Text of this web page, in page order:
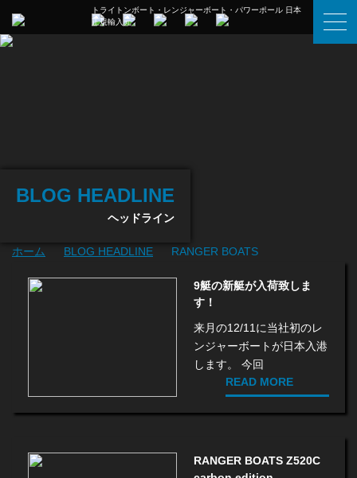
トライトンボート・レンジャーボート・パワーポール 日本
正規輸入元
BLOG HEADLINE
ヘッドライン
ホーム BLOG HEADLINE RANGER BOATS
9艇の新艇が入荷致しま
す！
来月の12/11に当社初のレ
ンジャーボートが日本入港
します。 今回
READ MORE
RANGER BOATS Z520C